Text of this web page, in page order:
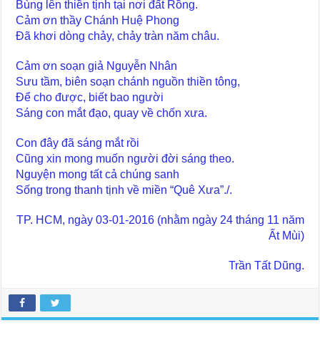
Bùng lên thiền tịnh tại nơi đất Rồng.
Cảm ơn thầy Chánh Huệ Phong
Đã khơi dòng chảy, chảy tràn năm châu.
Cảm ơn soạn giả Nguyễn Nhân
Sưu tầm, biên soạn chánh nguồn thiền tông,
Để cho được, biết bao người
Sáng con mắt đạo, quay về chốn xưa.
Con đây đã sáng mắt rồi
Cũng xin mong muốn người đời sáng theo.
Nguyện mong tất cả chúng sanh
Sống trong thanh tịnh về miền “Quê Xưa”./.
TP. HCM, ngày 03-01-2016 (nhằm ngày 24 tháng 11 năm
Ất Mùi)
Trần Tất Dũng.